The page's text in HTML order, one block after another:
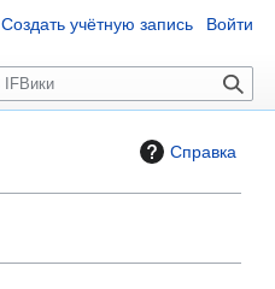
Справка
Создать учётную запись Войти